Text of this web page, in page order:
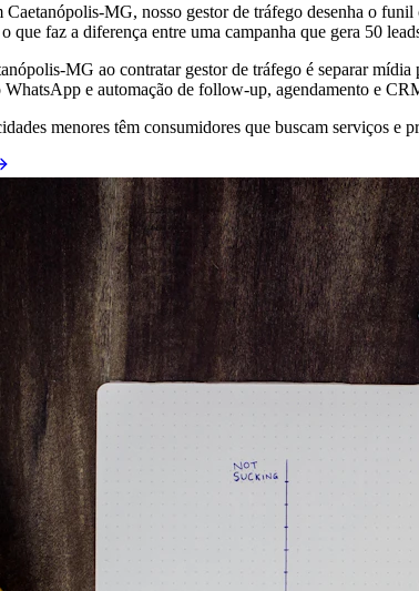
MG, nosso gestor de tráfego desenha o
que faz a diferença entre uma campanha que gera 50
MG ao contratar gestor de tráfego é separar
e automação de follow-up, agendamento e
menores têm consumidores que buscam serviços e